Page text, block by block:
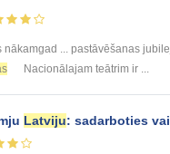
nākamgad ... pastāvēšanas
Nacionālajam teātrim ir ...
Latviju: sadarboties